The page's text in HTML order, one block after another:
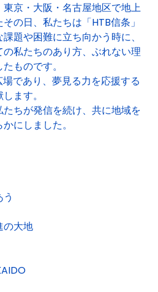
東京・大阪・名古屋地区で地上
の日、私たちは「HTB信条」
題や困難に立ち向かう時に、
の私たちのあり方、ぶれない理
ものです。
であり、夢見る力を応援する
ます。
ちが発信を続け、共に地域を
にしました。
大地